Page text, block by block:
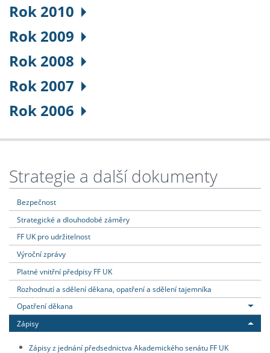
Rok 2010
Rok 2009
Rok 2008
Rok 2007
Rok 2006
Strategie a další dokumenty
Bezpečnost
Strategické a dlouhodobé záměry
FF UK pro udržitelnost
Výroční zprávy
Platné vnitřní předpisy FF UK
Rozhodnutí a sdělení děkana, opatření a sdělení tajemníka
Opatření děkana
Zápisy
Zápisy z jednání předsednictva Akademického senátu FF UK